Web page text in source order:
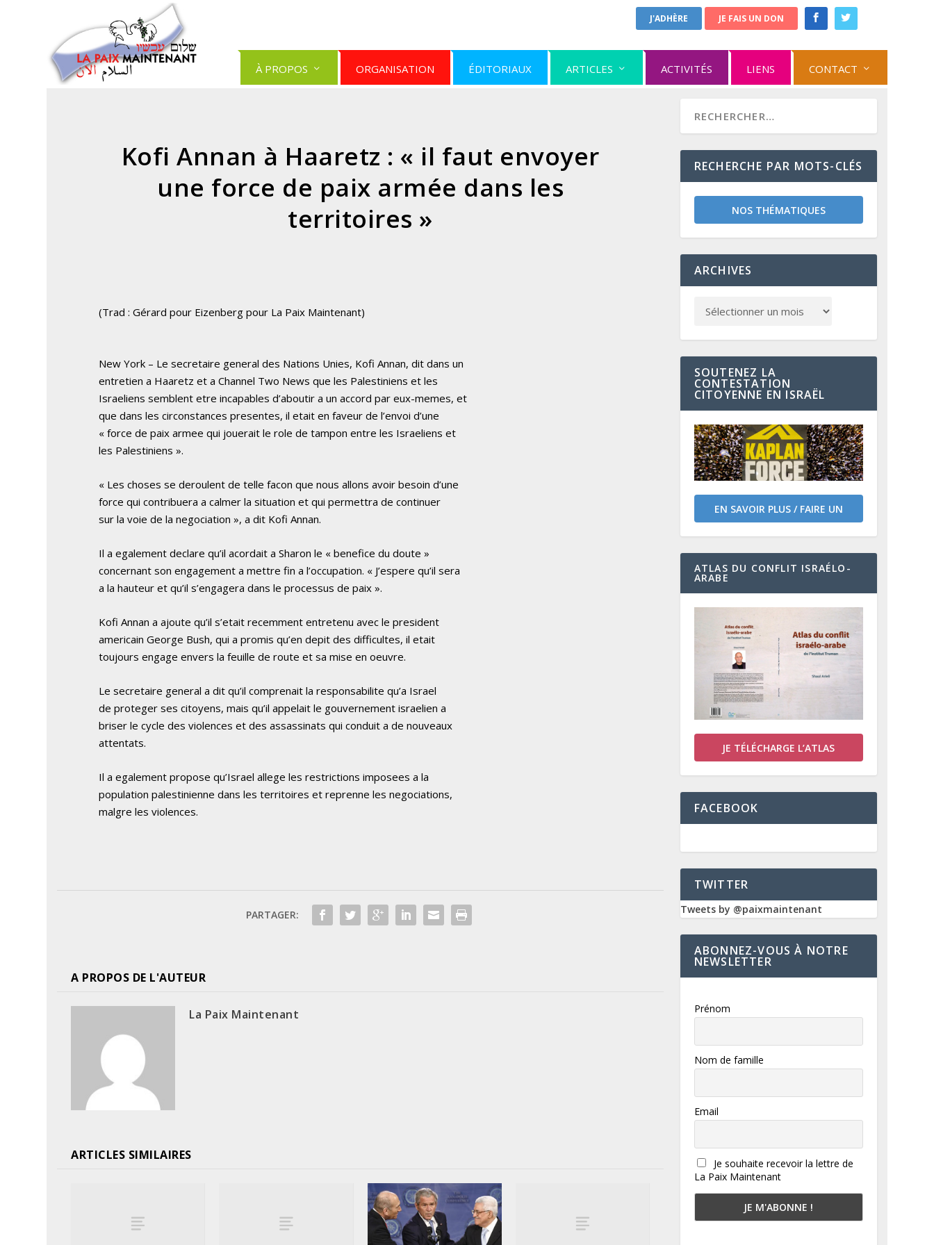
J'ADHÈRE JE FAIS UN DON
À PROPOS ORGANISATION ÉDITORIAUX ARTICLES ACTIVITÉS LIENS CONTACT
Kofi Annan à Haaretz : « il faut envoyer
une force de paix armée dans les
territoires »
(Trad : Gérard pour Eizenberg pour La Paix Maintenant)
New York – Le secretaire general des Nations Unies, Kofi Annan, dit dans un
entretien a Haaretz et a Channel Two News que les Palestiniens et les
Israeliens semblent etre incapables d’aboutir a un accord par eux-memes, et
que dans les circonstances presentes, il etait en faveur de l’envoi d’une
« force de paix armee qui jouerait le role de tampon entre les Israeliens et
les Palestiniens ».
« Les choses se deroulent de telle facon que nous allons avoir besoin d’une
force qui contribuera a calmer la situation et qui permettra de continuer
sur la voie de la negociation », a dit Kofi Annan.
Il a egalement declare qu’il acordait a Sharon le « benefice du doute »
concernant son engagement a mettre fin a l’occupation. « J’espere qu’il sera
a la hauteur et qu’il s’engagera dans le processus de paix ».
Kofi Annan a ajoute qu’il s’etait recemment entretenu avec le president
americain George Bush, qui a promis qu’en depit des difficultes, il etait
toujours engage envers la feuille de route et sa mise en oeuvre.
Le secretaire general a dit qu’il comprenait la responsabilite qu’a Israel
de proteger ses citoyens, mais qu’il appelait le gouvernement israelien a
briser le cycle des violences et des assassinats qui conduit a de nouveaux
attentats.
Il a egalement propose qu’Israel allege les restrictions imposees a la
population palestinienne dans les territoires et reprenne les negociations,
malgre les violences.
PARTAGER:
A PROPOS DE L'AUTEUR
La Paix Maintenant
ARTICLES SIMILAIRES
RECHERCHE PAR MOTS-CLÉS
NOS THÉMATIQUES
ARCHIVES
SOUTENEZ LA
CONTESTATION
CITOYENNE EN ISRAËL
EN SAVOIR PLUS / FAIRE UN
DON
ATLAS DU CONFLIT ISRAÉLO-
ARABE
JE TÉLÉCHARGE L’ATLAS
FACEBOOK
TWITTER
Tweets by @paixmaintenant
ABONNEZ-VOUS À NOTRE
NEWSLETTER
Prénom
Nom de famille
Email
Je souhaite recevoir la lettre de
La Paix Maintenant